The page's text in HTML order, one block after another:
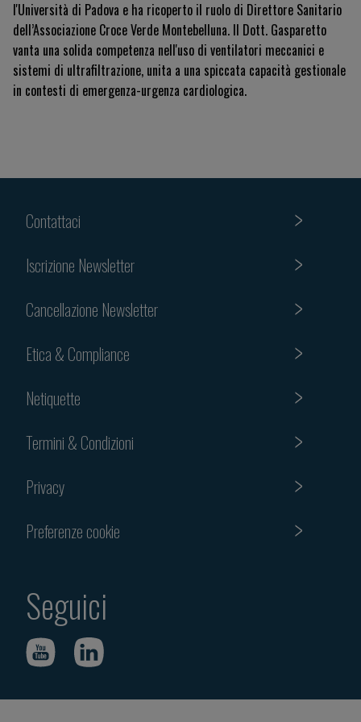
l'Università di Padova e ha ricoperto il ruolo di Direttore Sanitario
dell’Associazione Croce Verde Montebelluna. Il Dott. Gasparetto
vanta una solida competenza nell'uso di ventilatori meccanici e
sistemi di ultrafiltrazione, unita a una spiccata capacità gestionale
in contesti di emergenza-urgenza cardiologica.
Contattaci
Iscrizione Newsletter
Cancellazione Newsletter
Etica & Compliance
Netiquette
Termini & Condizioni
Privacy
Preferenze cookie
Seguici